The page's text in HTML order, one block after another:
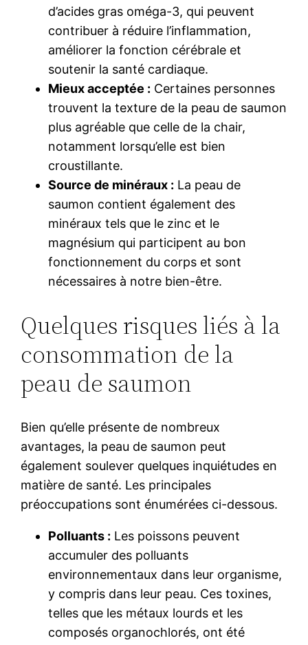
d’acides gras oméga-3, qui peuvent
contribuer à réduire l’inflammation,
améliorer la fonction cérébrale et
soutenir la santé cardiaque.
Mieux acceptée : Certaines personnes
trouvent la texture de la peau de saumon
plus agréable que celle de la chair,
notamment lorsqu’elle est bien
croustillante.
Source de minéraux : La peau de
saumon contient également des
minéraux tels que le zinc et le
magnésium qui participent au bon
fonctionnement du corps et sont
nécessaires à notre bien-être.
Quelques risques liés à la
consommation de la
peau de saumon
Bien qu’elle présente de nombreux
avantages, la peau de saumon peut
également soulever quelques inquiétudes en
matière de santé. Les principales
préoccupations sont énumérées ci-dessous.
Polluants : Les poissons peuvent
accumuler des polluants
environnementaux dans leur organisme,
y compris dans leur peau. Ces toxines,
telles que les métaux lourds et les
composés organochlorés, ont été